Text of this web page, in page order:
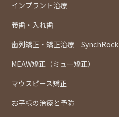
インプラント治療
義歯・入れ歯
歯列矯正・矯正治療 SynchRock
MEAW矯正（ミュー矯正）
マウスピース矯正
お子様の治療と予防